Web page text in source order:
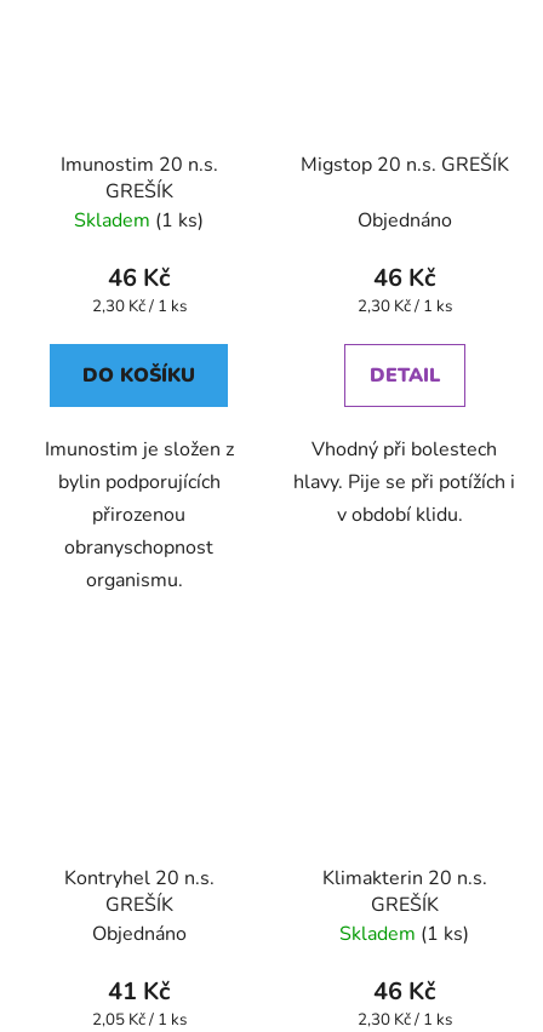
Imunostim 20 n.s.
GREŠÍK
Skladem (1 ks)
46 Kč
Měrná
2,30 Kč / 1 ks
DO KOŠÍKU
Imunostim je složen z
bylin podporujících
přirozenou
obranyschopnost
organismu.
Migstop 20 n.s. GREŠÍK
Objednáno
46 Kč
Měrná
2,30 Kč / 1 ks
DETAIL
Vhodný při bolestech
hlavy. Pije se při potížích i
v období klidu.
Kontryhel 20 n.s.
GREŠÍK
Objednáno
41 Kč
Měrná
2,05 Kč / 1 ks
Klimakterin 20 n.s.
GREŠÍK
Skladem (1 ks)
46 Kč
Měrná
2,30 Kč / 1 ks